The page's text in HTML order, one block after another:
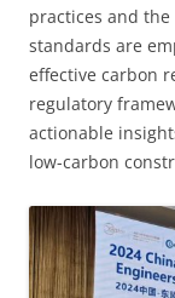
practices and
standards are
effective carbon
regulatory
actionable
low-carbon